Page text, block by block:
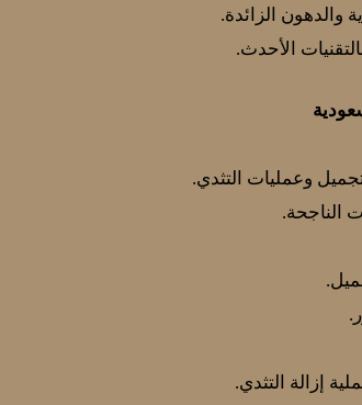
والدهون الزائدة.
الأحدث.
وعمليات التثدي.
الناجحة.
إزالة التثدي.